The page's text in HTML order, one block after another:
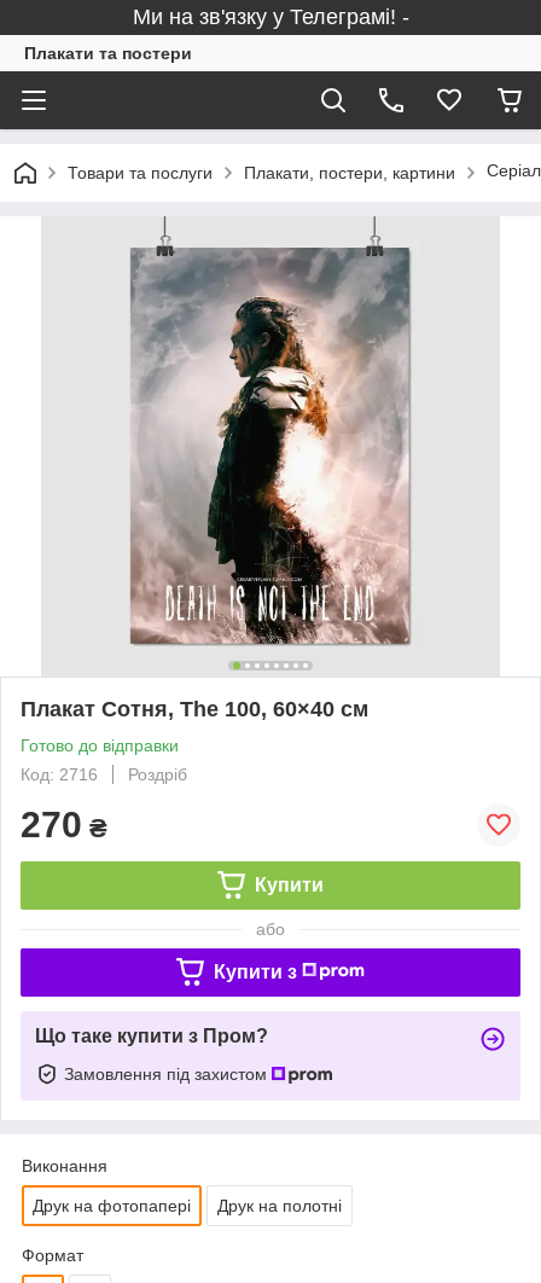
Ми на зв'язку у Телеграмі! -
Плакати та постери
Товари та послуги Плакати, постери, картини
Плакат Сотня, The 100, 60×40 см
Готово до відправки
Код: 2716
Роздріб
270 ₴
Купити
або
Купити з
Що таке купити з Пром?
Замовлення під захистом
Виконання
Друк на фотопапері Друк на полотні
Формат